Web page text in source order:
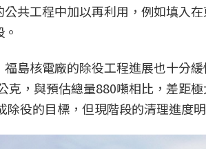
公共工程中加以再利用，例如填入
福島核電廠的除役工程進展也十分
克，與預估總量880噸相比，差距
除役的目標，但現階段的清理進度